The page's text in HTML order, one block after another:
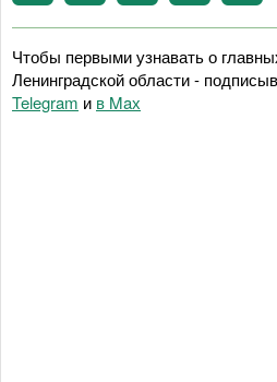
Чтобы первыми узнавать о
Ленинградской области -
Telegram и в Maх